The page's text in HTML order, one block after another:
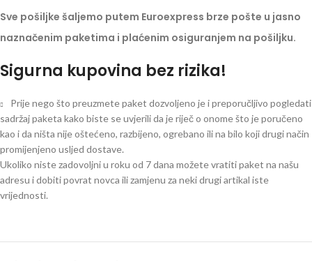
Sve pošiljke šaljemo putem Euroexpress brze pošte u jasno
naznačenim paketima i plaćenim osiguranjem na pošiljku.
Sigurna kupovina bez rizika!
Prije nego što preuzmete paket dozvoljeno je i preporučljivo pogledati
sadržaj paketa kako biste se uvjerili da je riječ o onome što je poručeno
kao i da ništa nije oštećeno, razbijeno, ogrebano ili na bilo koji drugi način
promijenjeno usljed dostave.
Ukoliko niste zadovoljni u roku od 7 dana možete vratiti paket na našu
adresu i dobiti povrat novca ili zamjenu za neki drugi artikal iste
vrijednosti.